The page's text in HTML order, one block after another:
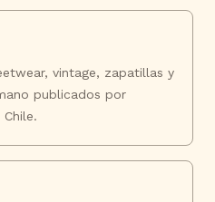
vintage, zapatillas y
publicados por